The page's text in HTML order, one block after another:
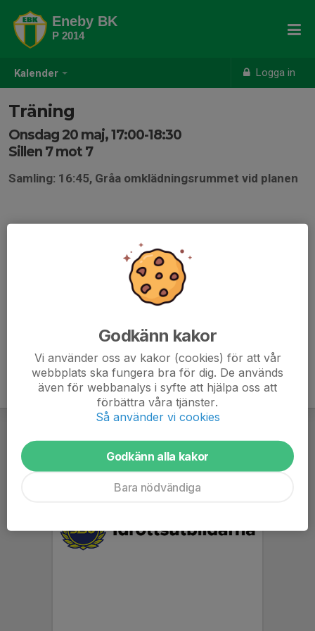
Kalender Logga in
Eneby BK
P 2014
Träning
Onsdag 20 maj, 17:00-18:30
Sillen 7 mot 7
Samling: 16:45, Gråa omklädningsrummet vid planen
Godkänn kakor
Vi använder oss av kakor (cookies) för att vår
webbplats ska fungera bra för dig. De används
även för webbanalys i syfte att hjälpa oss att
förbättra våra tjänster.
Så använder vi cookies
Godkänn alla kakor
Bara nödvändiga